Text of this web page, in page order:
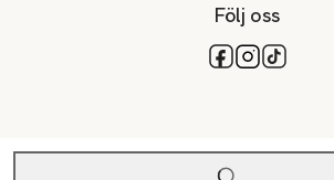
Följ oss